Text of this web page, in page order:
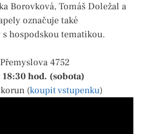
Borovková, Tomáš Doležal a
označuje také
hospodskou tematikou.
Přemyslova 4752
18:30 hod. (sobota)
(koupit vstupenku)